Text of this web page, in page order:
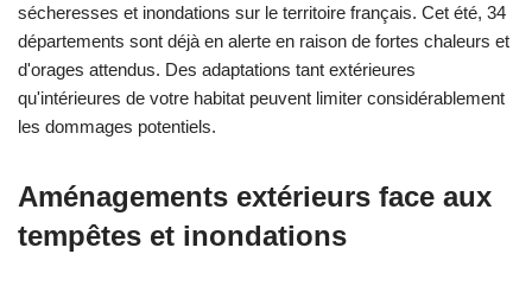
sécheresses et inondations sur le territoire français. Cet été, 34
départements sont déjà en alerte en raison de fortes chaleurs et
d'orages attendus. Des adaptations tant extérieures
qu'intérieures de votre habitat peuvent limiter considérablement
les dommages potentiels.
Aménagements extérieurs face aux
tempêtes et inondations